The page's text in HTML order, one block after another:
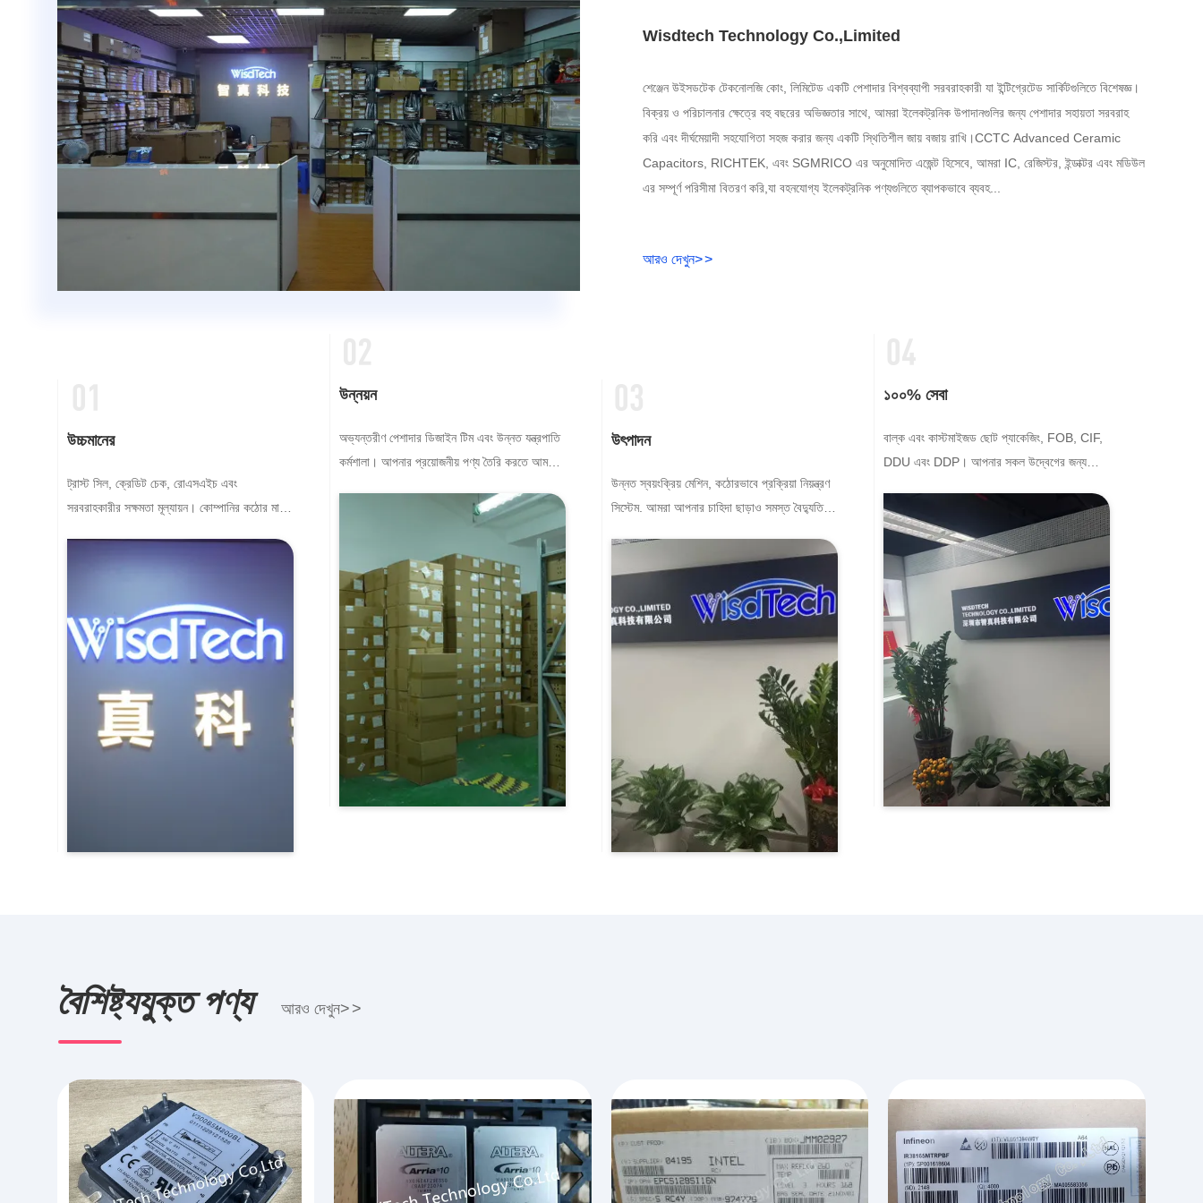
Wisdtech Technology Co.,Limited
শেঞ্জেন উইসডটেক টেকনোলজি কোং, লিমিটেড একটি পেশাদার বিশ্বব্যাপী সরবরাহকারী যা ইন্টিগ্রেটেড সার্কিটগুলিতে বিশেষজ্ঞ।
বিক্রয় ও পরিচালনার ক্ষেত্রে বহু বছরের অভিজ্ঞতার সাথে, আমরা ইলেকট্রনিক উপাদানগুলির জন্য পেশাদার সহায়তা সরবরাহ
করি এবং দীর্ঘমেয়াদী সহযোগিতা সহজ করার জন্য একটি স্থিতিশীল জায় বজায় রাখি।CCTC Advanced Ceramic
Capacitors, RICHTEK, এবং SGMRICO এর অনুমোদিত এজেন্ট হিসেবে, আমরা IC, রেজিস্টর, ইন্ডাক্টর এবং মডিউল
এর সম্পূর্ণ পরিসীমা বিতরণ করি,যা বহনযোগ্য ইলেকট্রনিক পণ্যগুলিতে ব্যাপকভাবে ব্যবহ...
আরও দেখুন>>
উচ্চমানের
ট্রাস্ট সিল, ক্রেডিট চেক, রোএসএইচ এবং
সরবরাহকারীর সক্ষমতা মূল্যায়ন। কোম্পানির কঠোর মান
উন্নয়ন
অভ্যন্তরীণ পেশাদার ডিজাইন টিম এবং উন্নত যন্ত্রপাতি
কর্মশালা। আপনার প্রয়োজনীয় পণ্য তৈরি করতে আমরা
উৎপাদন
উন্নত স্বয়ংক্রিয় মেশিন, কঠোরভাবে প্রক্রিয়া নিয়ন্ত্রণ
সিস্টেম. আমরা আপনার চাহিদা ছাড়াও সমস্ত বৈদ্যুতিক
১০০% সেবা
বাল্ক এবং কাস্টমাইজড ছোট প্যাকেজিং, FOB, CIF,
DDU এবং DDP। আপনার সকল উদ্বেগের জন্য
করব।
বৈশিষ্ট্যযুক্ত পণ্য আরও দেখুন> >